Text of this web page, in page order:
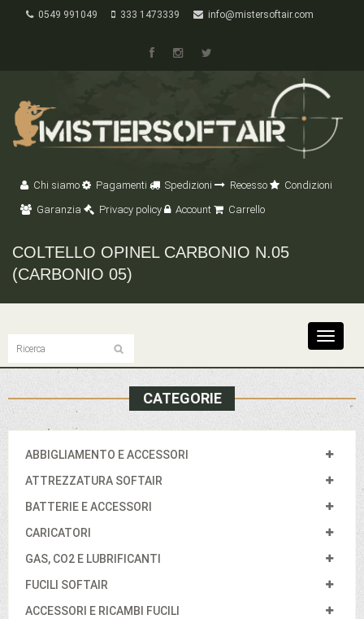
0549 991049 333 1473339 info@mistersoftair.com
Chi siamo Pagamenti Spedizioni Recesso
Condizioni
Garanzia
Privacy policy Account Carrello
COLTELLO OPINEL CARBONIO N.05
(CARBONIO 05)
Toggle
CATEGORIE
ABBIGLIAMENTO E ACCESSORI
ATTREZZATURA SOFTAIR
BATTERIE E ACCESSORI
CARICATORI
GAS, CO2 E LUBRIFICANTI
FUCILI SOFTAIR
ACCESSORI E RICAMBI FUCILI